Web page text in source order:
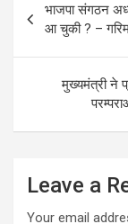
navigation
भाजपा संगठन
आ चुकी ? –
मुख्यमंत्री ने
Leave a
Your email